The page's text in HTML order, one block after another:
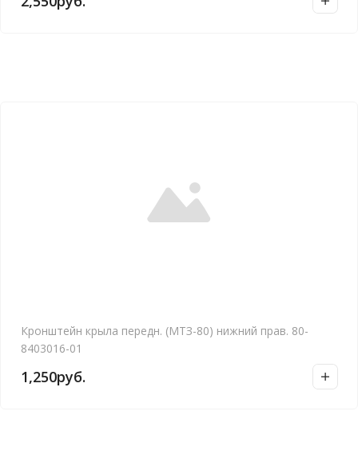
Кронштейн крыла передн. (МТЗ-80) нижний прав. 80-
8403016-01
1,250руб.